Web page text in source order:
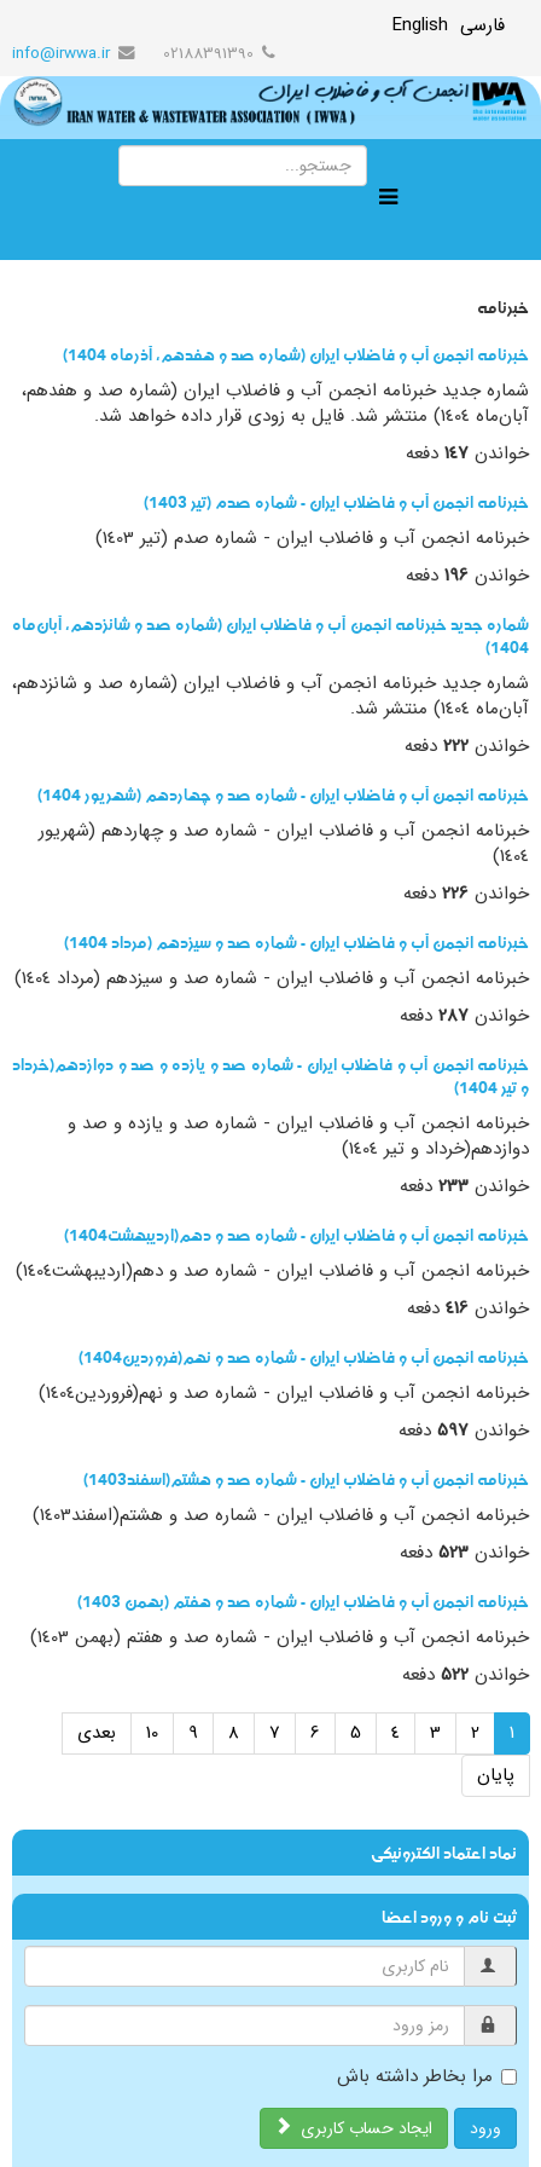
فارسی English
info@irwwa.ir
خبرنامه
خبرنامه انجمن آب و فاضلاب ایران (شماره صد و هفدهم، آذرماه 1404)
شماره جدید خبرنامه انجمن آب و فاضلاب ایران (شماره صد و هفدهم،
آبان‌ماه 1404) منتشر شد. فایل به زودی قرار داده خواهد شد.
خواندن 147 دفعه
خبرنامه انجمن آب و فاضلاب ایران - شماره صدم (تیر 1403)
خبرنامه انجمن آب و فاضلاب ایران - شماره صدم (تیر 1403)
خواندن 196 دفعه
شماره جدید خبرنامه انجمن آب و فاضلاب ایران (شماره صد و شانزدهم، آبان‌‎ماه
1404)
شماره جدید خبرنامه انجمن آب و فاضلاب ایران (شماره صد و شانزدهم،
آبان‌ماه 1404) منتشر شد.
خواندن 222 دفعه
خبرنامه انجمن آب و فاضلاب ایران - شماره صد و چهاردهم (شهریور 1404)
خبرنامه انجمن آب و فاضلاب ایران - شماره صد و چهاردهم (شهریور
1404)
خواندن 226 دفعه
خبرنامه انجمن آب و فاضلاب ایران - شماره صد و سیزدهم (مرداد 1404)
خبرنامه انجمن آب و فاضلاب ایران - شماره صد و سیزدهم (مرداد 1404)
خواندن 287 دفعه
خبرنامه انجمن آب و فاضلاب ایران - شماره صد و یازده و صد و دوازدهم(خرداد
و تیر 1404)
خبرنامه انجمن آب و فاضلاب ایران - شماره صد و یازده و صد و
دوازدهم(خرداد و تیر 1404)
خواندن 233 دفعه
خبرنامه انجمن آب و فاضلاب ایران - شماره صد و دهم(اردیبهشت1404)
خبرنامه انجمن آب و فاضلاب ایران - شماره صد و دهم(اردیبهشت1404)
خواندن 416 دفعه
خبرنامه انجمن آب و فاضلاب ایران - شماره صد و نهم(فروردین1404)
خبرنامه انجمن آب و فاضلاب ایران - شماره صد و نهم(فروردین1404)
خواندن 597 دفعه
خبرنامه انجمن آب و فاضلاب ایران - شماره صد و هشتم(اسفند1403)
خبرنامه انجمن آب و فاضلاب ایران - شماره صد و هشتم(اسفند1403)
خواندن 523 دفعه
خبرنامه انجمن آب و فاضلاب ایران - شماره صد و هفتم (بهمن 1403)
خبرنامه انجمن آب و فاضلاب ایران - شماره صد و هفتم (بهمن 1403)
خواندن 522 دفعه
1
2
3
4
5
6
7
8
9
10
بعدی
پایان
نماد اعتماد الکترونیکی
ثبت نام و ورود اعضا
مرا بخاطر داشته باش
ورود ایجاد حساب کاربری